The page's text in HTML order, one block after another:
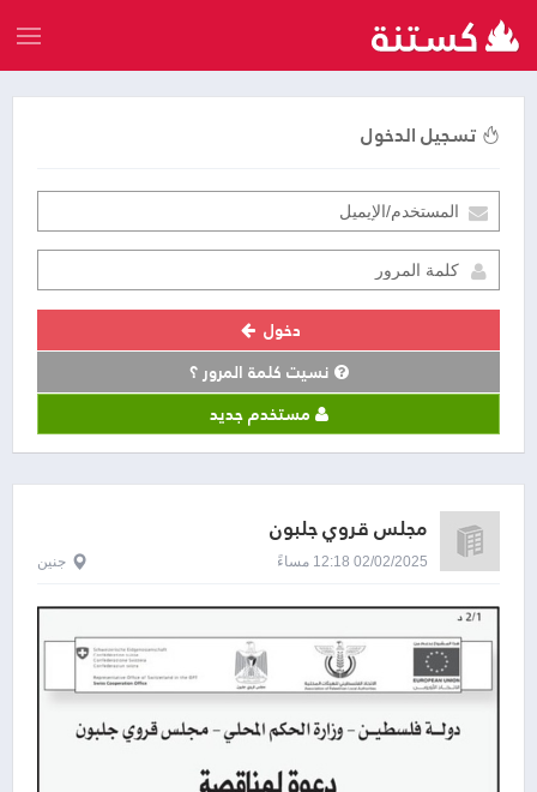
تسجيل الدخول
دخول
نسيت كلمة المرور ؟
مستخدم جديد
مجلس قروي جلبون
02/02/2025 12:18 مساءً جنين